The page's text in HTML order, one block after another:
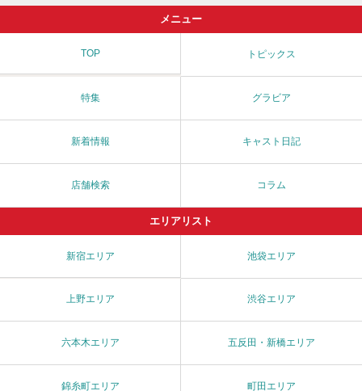
メニュー
TOP トピックス
特集 グラビア
新着情報 キャスト日記
店舗検索 コラム
エリアリスト
新宿エリア 池袋エリア
上野エリア 渋谷エリア
六本木エリア 五反田・新橋エリア
錦糸町エリア 町田エリア